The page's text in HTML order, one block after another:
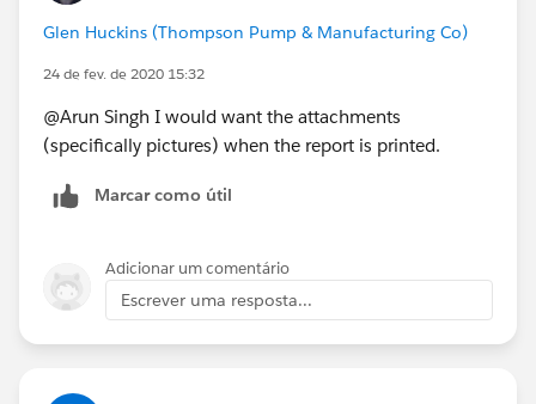
Glen Huckins (Thompson Pump & Manufacturing Co)
24 de fev. de 2020 15:32
@Arun Singh I would want the attachments
(specifically pictures) when the report is printed.
Marcar como útil
Adicionar um comentário
Escrever uma resposta...